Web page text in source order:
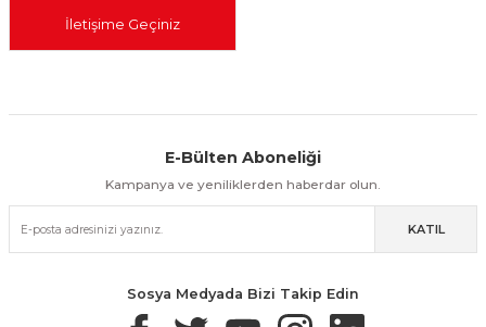
İletişime Geçiniz
Kolay İade & Değişim Güvenli Alışveriş
Güvenli Paketleme Taksit / Havale İle Alışveriş Kolay İade & Değişim
E-Bülten Aboneliği
Kampanya ve yeniliklerden haberdar olun.
KATIL
Sosya Medyada Bizi Takip Edin